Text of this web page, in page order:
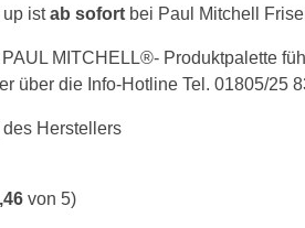
up istab sofort bei Paul Mitchell
MITCHELL®- Produktpalette
über die Info-Hotline Tel. 01805/25
Herstellers
von 5)